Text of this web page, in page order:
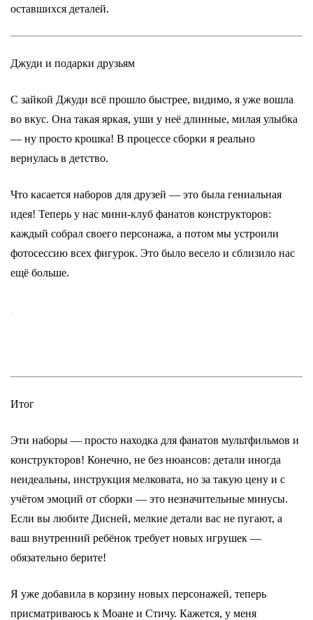
оставшихся деталей.
Джуди и подарки друзьям
С зайкой Джуди всё прошло быстрее, видимо, я уже вошла
во вкус. Она такая яркая, уши у неё длинные, милая улыбка
— ну просто крошка! В процессе сборки я реально
вернулась в детство.
Что касается наборов для друзей — это была гениальная
идея! Теперь у нас мини-клуб фанатов конструкторов:
каждый собрал своего персонажа, а потом мы устроили
фотосессию всех фигурок. Это было весело и сблизило нас
ещё больше.
Итог
Эти наборы — просто находка для фанатов мультфильмов и
конструкторов! Конечно, не без нюансов: детали иногда
неидеальны, инструкция мелковата, но за такую цену и с
учётом эмоций от сборки — это незначительные минусы.
Если вы любите Дисней, мелкие детали вас не пугают, а
ваш внутренний ребёнок требует новых игрушек —
обязательно берите!
Я уже добавила в корзину новых персонажей, теперь
присматриваюсь к Моане и Стичу. Кажется, у меня